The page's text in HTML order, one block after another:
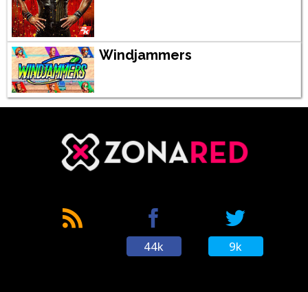
Windjammers
44k 9k